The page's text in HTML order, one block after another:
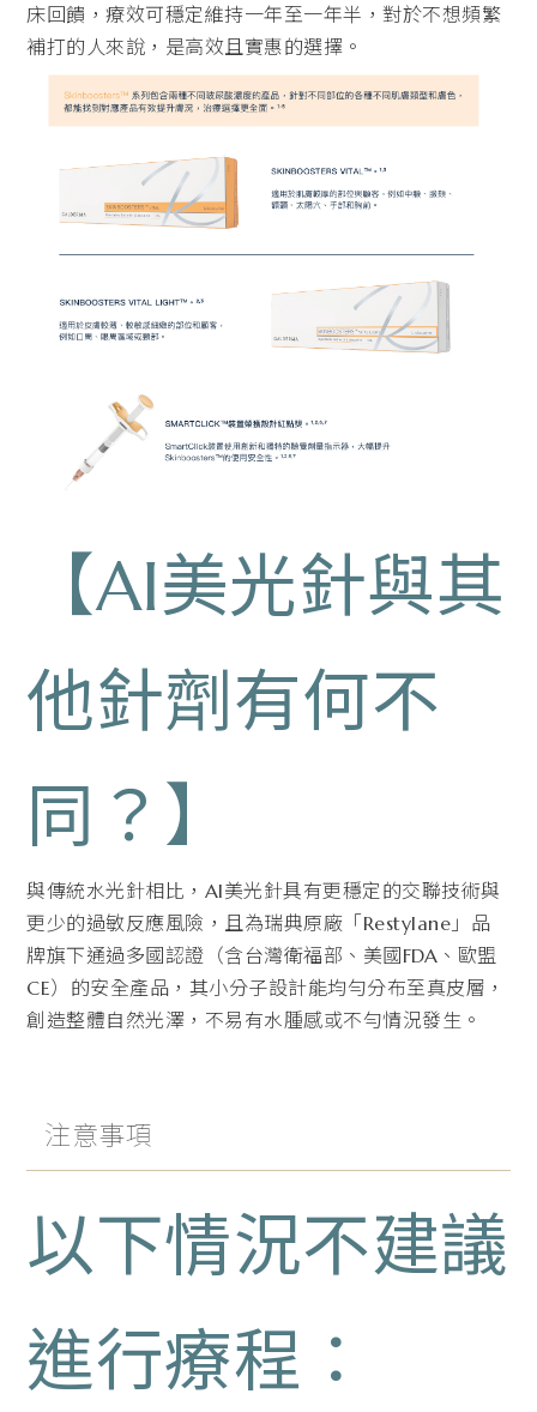
床回饋，療效可穩定維持一年至一年半，對於不想頻繁
補打的人來說，是高效且實惠的選擇。
【AI美光針與其
他針劑有何不
同？】
與傳統水光針相比，AI美光針具有更穩定的交聯技術與
更少的過敏反應風險，且為瑞典原廠「Restylane」品
牌旗下通過多國認證（含台灣衛福部、美國FDA、歐盟
CE）的安全產品，其小分子設計能均勻分布至真皮層，
創造整體自然光澤，不易有水腫感或不勻情況發生。
注意事項
以下情況不建議
進行療程：